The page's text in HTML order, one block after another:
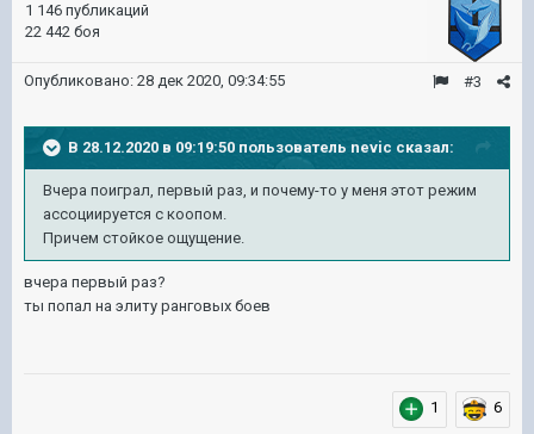
1 146 публикаций
22 442 боя
#3
Опубликовано: 28 дек 2020, 09:34:55
В 28.12.2020 в 09:19:50 пользователь nevic сказал:
Вчера поиграл, первый раз, и почему-то у меня этот режим
ассоциируется с коопом.
Причем стойкое ощущение.
вчера первый раз?
ты попал на элиту ранговых боев
1 6